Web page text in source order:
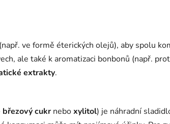
ve formě éterických olejů), aby spolu
ale také k aromatizaci bonbonů (např.
extrakty.
březový cukr neboxylitol) je náhradní